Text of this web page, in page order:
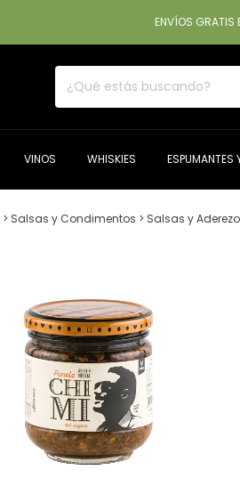
ENVÍOS GRATIS
VINOS WHISKIES ESPUMANTES
> Salsas y Condimentos > Salsas y